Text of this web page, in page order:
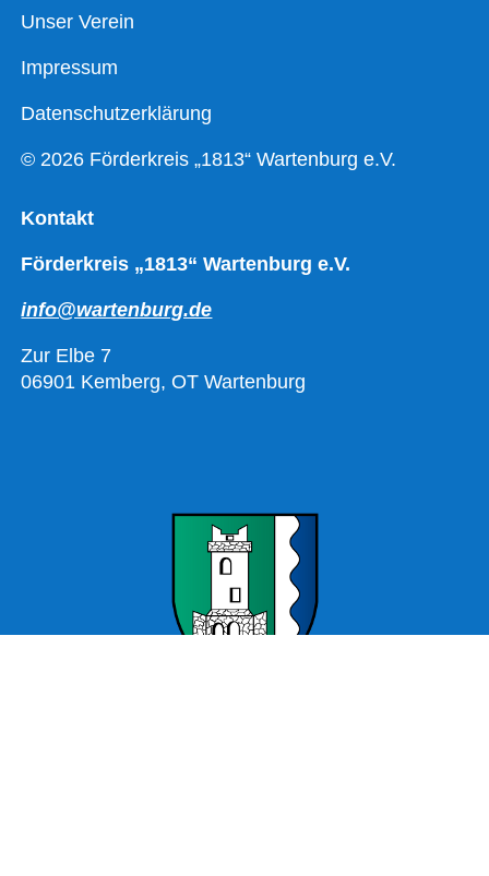
Unser Verein
Impressum
Datenschutzerklärung
© 2026 Förderkreis „1813“ Wartenburg e.V.
Kontakt
Förderkreis „1813“ Wartenburg e.V.
info@wartenburg.de
Zur Elbe 7
06901 Kemberg, OT Wartenburg